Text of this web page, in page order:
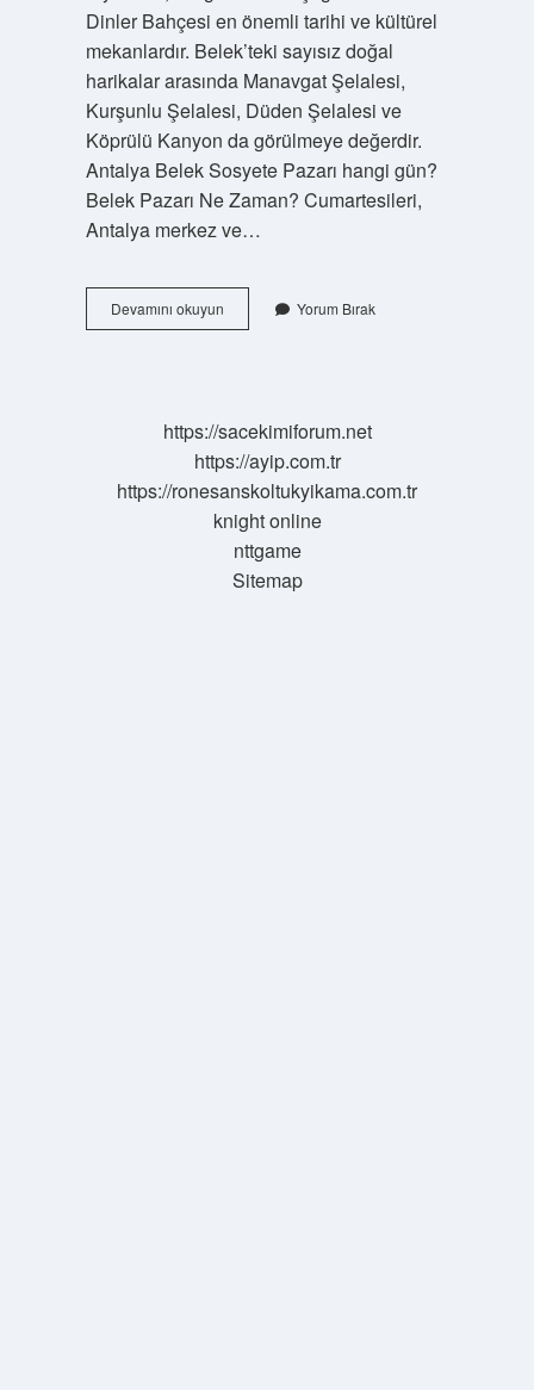
Dinler Bahçesi en önemli tarihi ve kültürel
mekanlardır. Belek’teki sayısız doğal
harikalar arasında Manavgat Şelalesi,
Kurşunlu Şelalesi, Düden Şelalesi ve
Köprülü Kanyon da görülmeye değerdir.
Antalya Belek Sosyete Pazarı hangi gün?
Belek Pazarı Ne Zaman? Cumartesileri,
Antalya merkez ve…
Devamını okuyunBelekte
Ne
Yorum Bırak
https://sacekimiforum.net
https://ayip.com.tr
https://ronesanskoltukyikama.com.tr
knight online
nttgame
Sitemap